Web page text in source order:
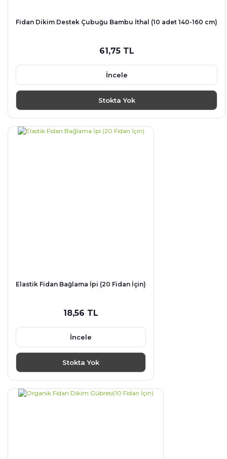
Fidan Dikim Destek Çubuğu Bambu İthal (10 adet 140-160 cm)
61,75 TL
İncele
Stokta Yok
Elastik Fidan Bağlama İpi (20 Fidan İçin)
18,56 TL
İncele
Stokta Yok